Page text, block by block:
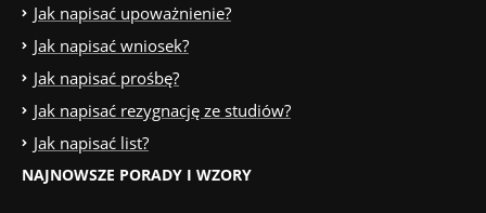
Jak napisać upoważnienie?
Jak napisać wniosek?
Jak napisać prośbę?
Jak napisać rezygnację ze studiów?
Jak napisać list?
NAJNOWSZE PORADY I WZORY